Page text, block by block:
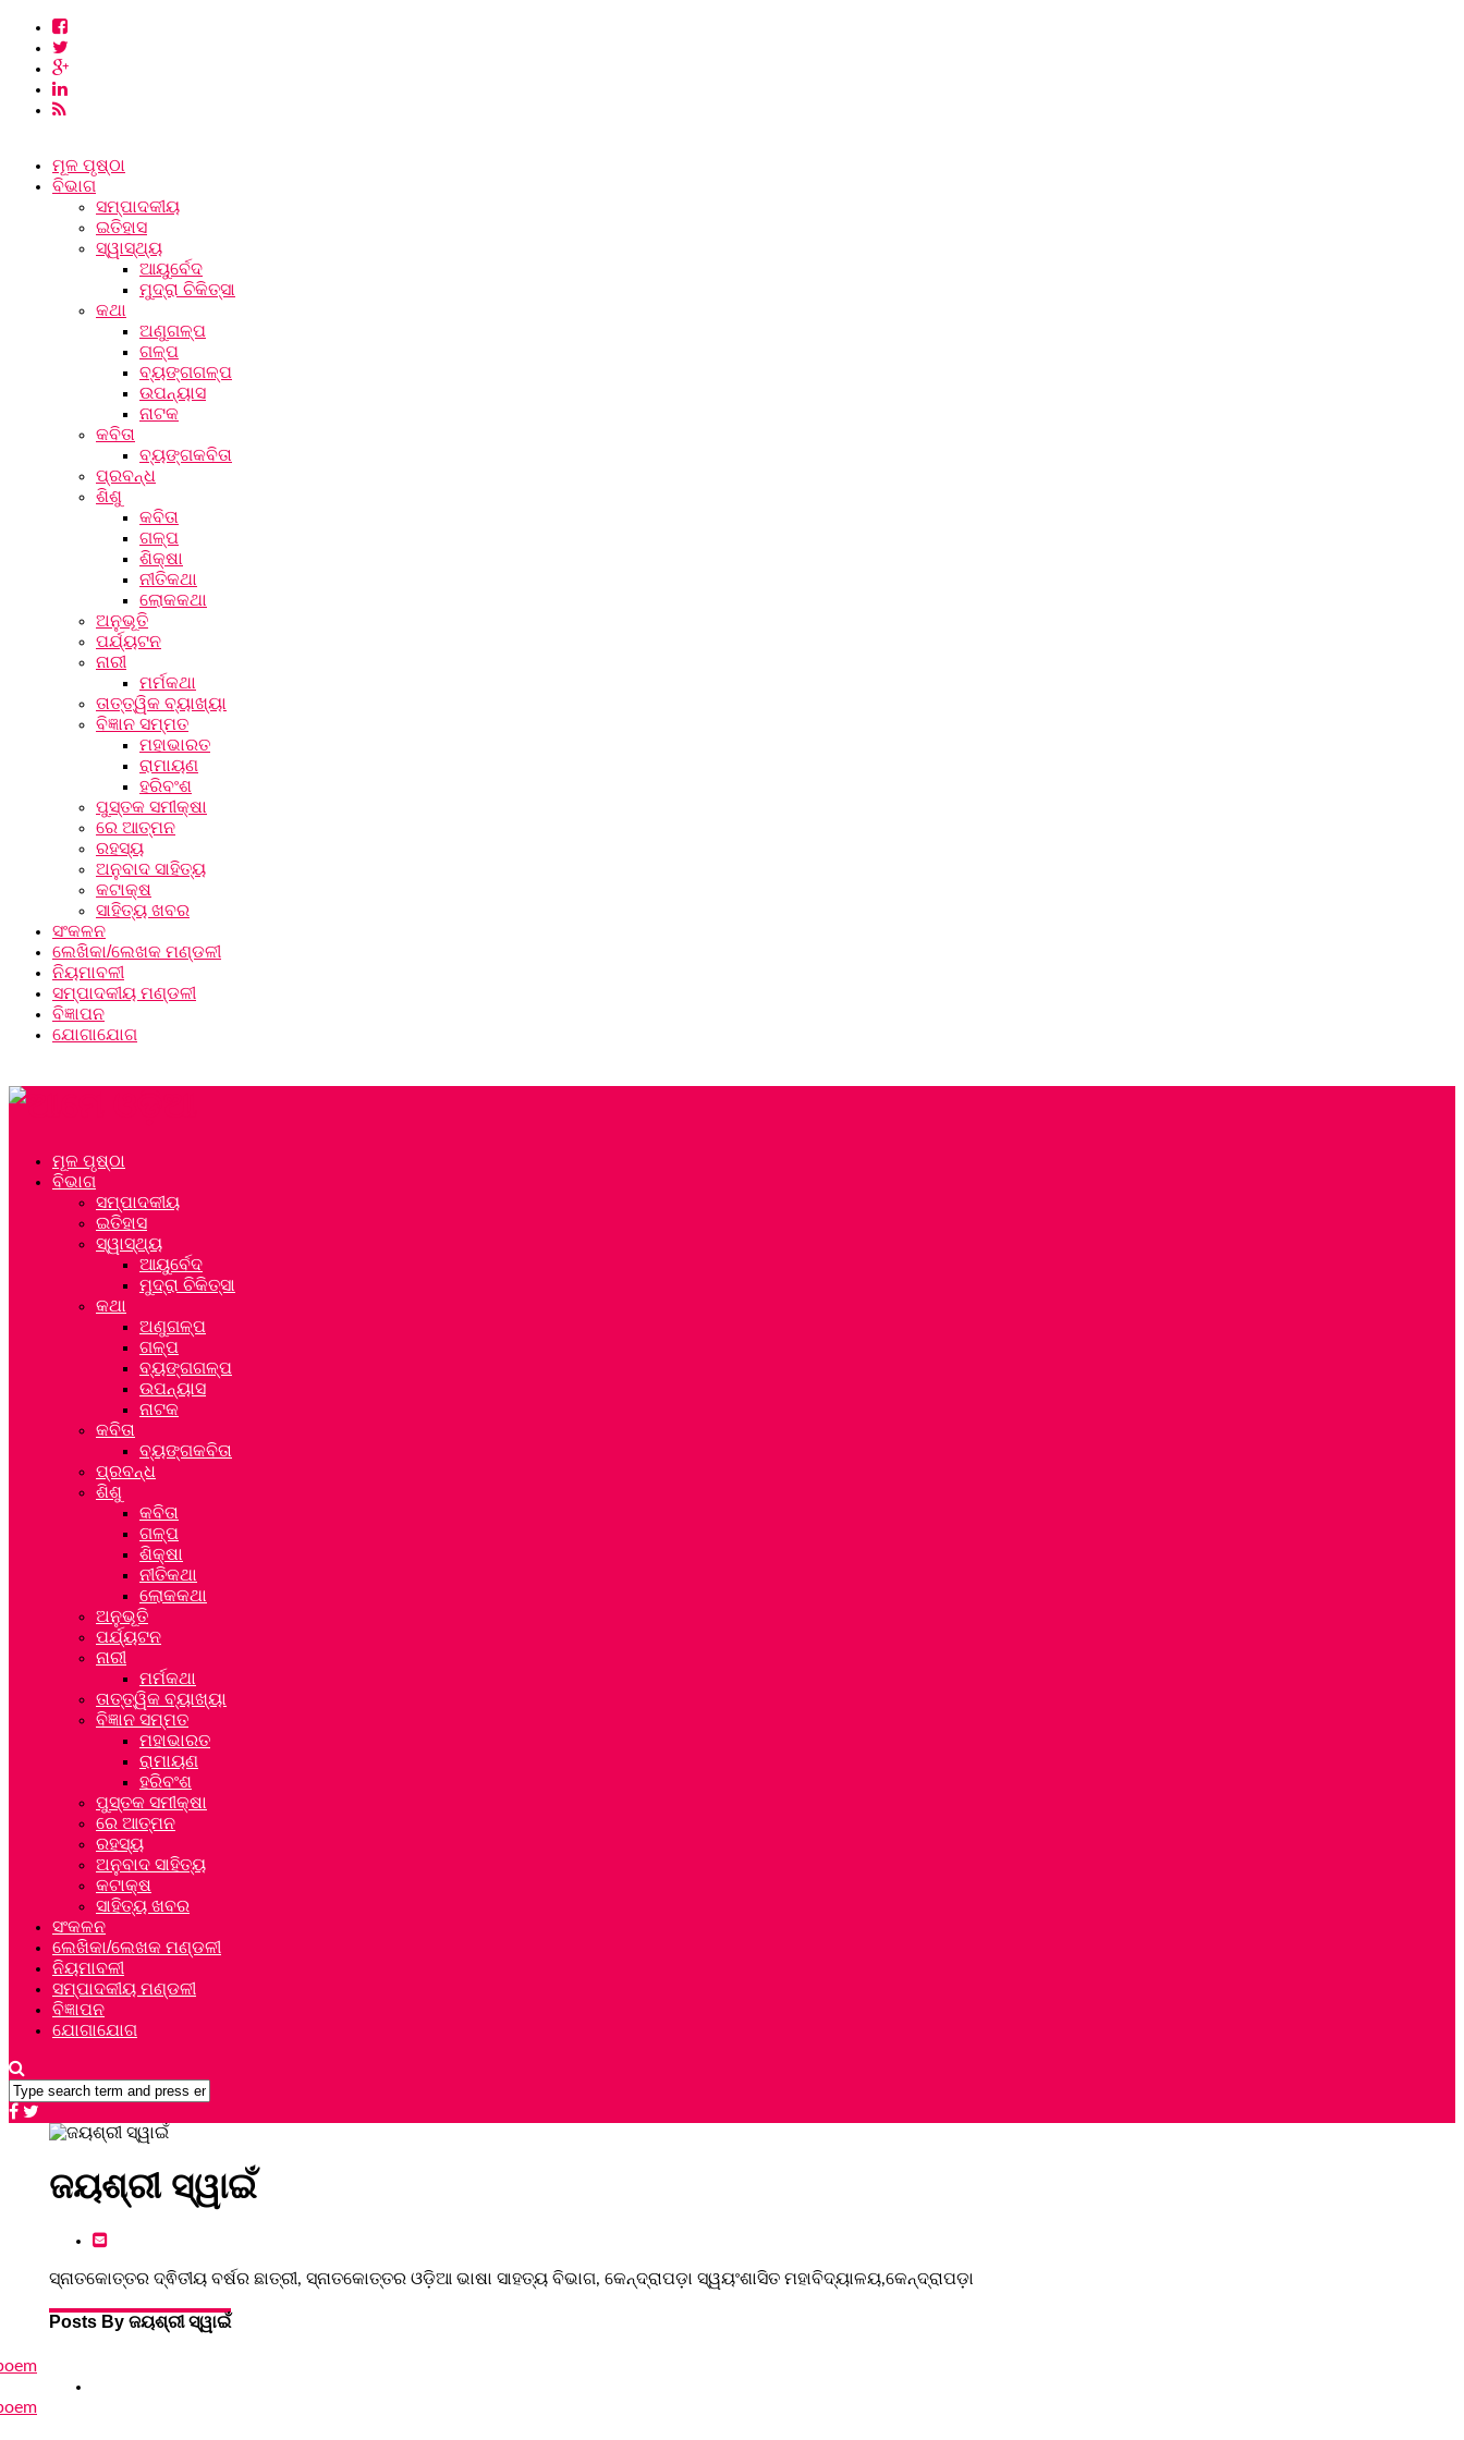
ମୂଳ ପୃଷ୍ଠା
ବିଭାଗ
ସମ୍ପାଦକୀୟ
ଇତିହାସ
ସ୍ୱାସ୍ଥ୍ୟ
ଆୟୁର୍ବେଦ
ମୁଦ୍ରା ଚିକିତ୍ସା
କଥା
ଅଣୁଗଳ୍ପ
ଗଳ୍ପ
ବ୍ୟଙ୍ଗଗଳ୍ପ
ଉପନ୍ୟାସ
ନାଟକ
କବିତା
ବ୍ୟଙ୍ଗକବିତା
ପ୍ରବନ୍ଧ
ଶିଶୁ
କବିତା
ଗଳ୍ପ
ଶିକ୍ଷା
ନୀତିକଥା
ଲୋକକଥା
ଅନୁଭୂତି
ପର୍ଯ୍ୟଟନ
ନାରୀ
ମର୍ମକଥା
ତାତ୍ତ୍ୱିକ ବ୍ୟାଖ୍ୟା
ବିଜ୍ଞାନ ସମ୍ମତ
ମହାଭାରତ
ରାମାୟଣ
ହରିବଂଶ
ପୁସ୍ତକ ସମୀକ୍ଷା
ରେ ଆତ୍ମନ
ରହସ୍ୟ
ଅନୁବାଦ ସାହିତ୍ୟ
କଟାକ୍ଷ
ସାହିତ୍ୟ ଖବର
ସଂକଳନ
ଲେଖିକା/ଲେଖକ ମଣ୍ଡଳୀ
ନିୟମାବଳୀ
ସମ୍ପାଦକୀୟ ମଣ୍ଡଳୀ
ବିଜ୍ଞାପନ
ଯୋଗାଯୋଗ
ମୂଳ ପୃଷ୍ଠା
ବିଭାଗ
ସମ୍ପାଦକୀୟ
ଇତିହାସ
ସ୍ୱାସ୍ଥ୍ୟ
ଆୟୁର୍ବେଦ
ମୁଦ୍ରା ଚିକିତ୍ସା
କଥା
ଅଣୁଗଳ୍ପ
ଗଳ୍ପ
ବ୍ୟଙ୍ଗଗଳ୍ପ
ଉପନ୍ୟାସ
ନାଟକ
କବିତା
ବ୍ୟଙ୍ଗକବିତା
ପ୍ରବନ୍ଧ
ଶିଶୁ
କବିତା
ଗଳ୍ପ
ଶିକ୍ଷା
ନୀତିକଥା
ଲୋକକଥା
ଅନୁଭୂତି
ପର୍ଯ୍ୟଟନ
ନାରୀ
ମର୍ମକଥା
ତାତ୍ତ୍ୱିକ ବ୍ୟାଖ୍ୟା
ବିଜ୍ଞାନ ସମ୍ମତ
ମହାଭାରତ
ରାମାୟଣ
ହରିବଂଶ
ପୁସ୍ତକ ସମୀକ୍ଷା
ରେ ଆତ୍ମନ
ରହସ୍ୟ
ଅନୁବାଦ ସାହିତ୍ୟ
କଟାକ୍ଷ
ସାହିତ୍ୟ ଖବର
ସଂକଳନ
ଲେଖିକା/ଲେଖକ ମଣ୍ଡଳୀ
ନିୟମାବଳୀ
ସମ୍ପାଦକୀୟ ମଣ୍ଡଳୀ
ବିଜ୍ଞାପନ
ଯୋଗାଯୋଗ
ଜୟଶ୍ରୀ ସ୍ୱାଇଁ
ସ୍ନାତକୋତ୍ତର ଦ୍ଵିତୀୟ ବର୍ଷର ଛାତ୍ରୀ, ସ୍ନାତକୋତ୍ତର ଓଡ଼ିଆ ଭାଷା ସାହତ୍ୟ ବିଭାଗ, କେନ୍ଦ୍ରାପଡ଼ା ସ୍ୱୟଂଶାସିତ ମହାବିଦ୍ୟାଳୟ,କେନ୍ଦ୍ରାପଡ଼ା
Posts By ଜୟଶ୍ରୀ ସ୍ୱାଇଁ